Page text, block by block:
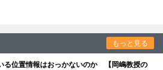
もっと見る
る位置情報はおっかないのか 【岡嶋教授の